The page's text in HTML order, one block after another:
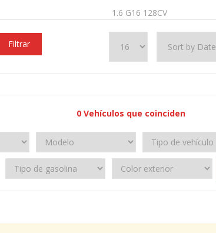
1.6 G16 128CV
Filtrar
0 Vehículos que coinciden